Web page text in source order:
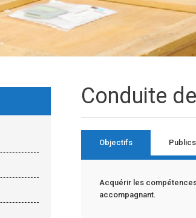
Conduite
Objectifs
Acquérir les
accompagnant.